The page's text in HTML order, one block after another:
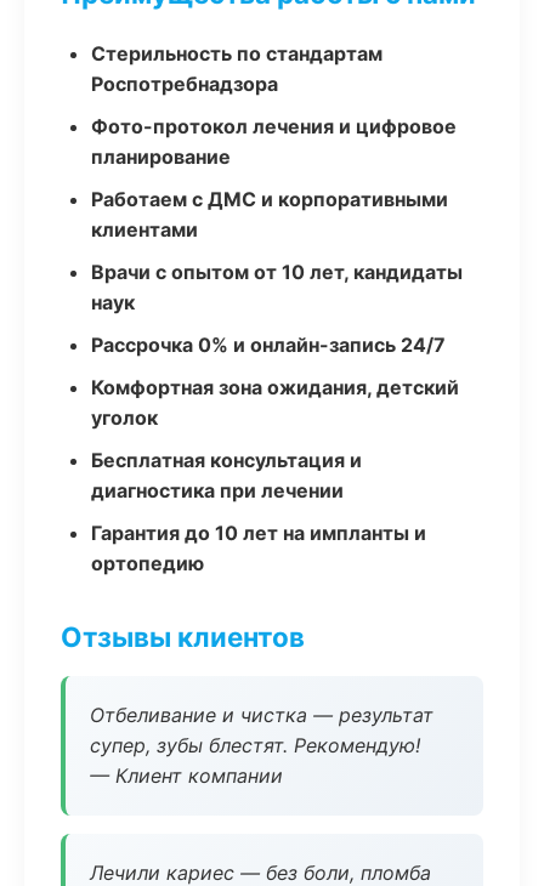
Стерильность по стандартам
Роспотребнадзора
Фото-протокол лечения и цифровое
планирование
Работаем с ДМС и корпоративными
клиентами
Врачи с опытом от 10 лет, кандидаты
наук
Рассрочка 0% и онлайн-запись 24/7
Комфортная зона ожидания, детский
уголок
Бесплатная консультация и
диагностика при лечении
Гарантия до 10 лет на импланты и
ортопедию
Отзывы клиентов
Отбеливание и чистка — результат
супер, зубы блестят. Рекомендую!
— Клиент компании
Лечили кариес — без боли, пломба